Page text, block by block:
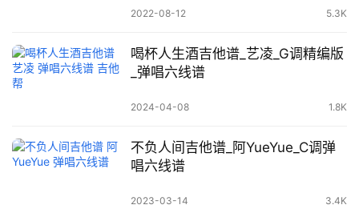
2022-08-12 5.3K
喝杯人生酒吉他谱_艺凌_G调精编版
_弹唱六线谱
2024-04-08 1.8K
不负人间吉他谱_阿YueYue_C调弹
唱六线谱
2023-03-14 3.4K